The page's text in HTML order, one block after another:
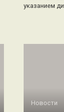
указанием
Новости